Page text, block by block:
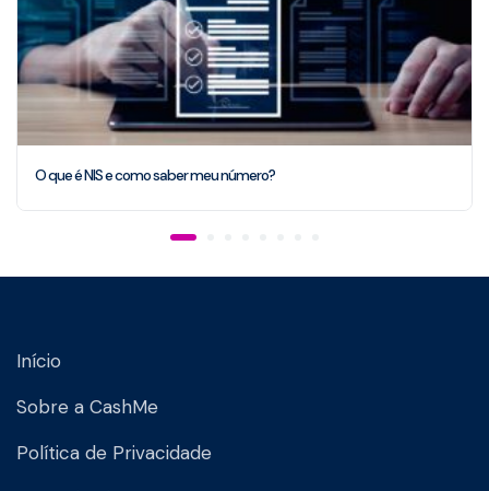
O que é NIS e como saber meu número?
Início
Sobre a CashMe
Política de Privacidade